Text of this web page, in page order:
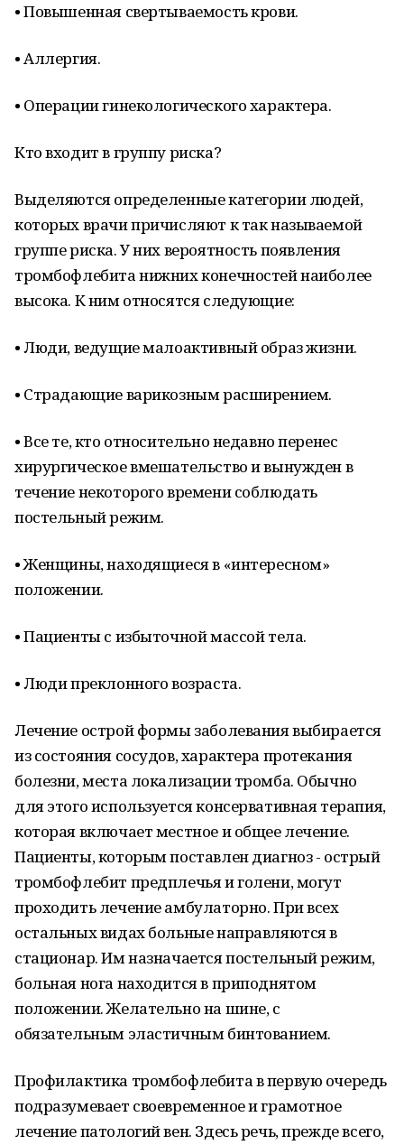
• Повышенная свертываемость крови.
• Аллергия.
• Операции гинекологического характера.
Кто входит в группу риска?
Выделяются определенные категории людей,
которых врачи причисляют к так называемой
группе риска. У них вероятность появления
тромбофлебита нижних конечностей наиболее
высока. К ним относятся следующие:
• Люди, ведущие малоактивный образ жизни.
• Страдающие варикозным расширением.
• Все те, кто относительно недавно перенес
хирургическое вмешательство и вынужден в
течение некоторого времени соблюдать
постельный режим.
• Женщины, находящиеся в «интересном»
положении.
• Пациенты с избыточной массой тела.
• Люди преклонного возраста.
Лечение острой формы заболевания выбирается
из состояния сосудов, характера протекания
болезни, места локализации тромба. Обычно
для этого используется консервативная терапия,
которая включает местное и общее лечение.
Пациенты, которым поставлен диагноз - острый
тромбофлебит предплечья и голени, могут
проходить лечение амбулаторно. При всех
остальных видах больные направляются в
стационар. Им назначается постельный режим,
больная нога находится в приподнятом
положении. Желательно на шине, с
обязательным эластичным бинтованием.
Профилактика тромбофлебита в первую очередь
подразумевает своевременное и грамотное
лечение патологий вен. Здесь речь, прежде всего,